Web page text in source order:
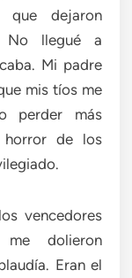
que dejaron
No llegué a
Mi padre
mis tíos me
perder más
de los
vencedores
dolieron
Eran el